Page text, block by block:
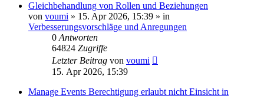
Gleichbehandlung von Rollen und Beziehungen
von voumi » 15. Apr 2026, 15:39 » in
Verbesserungsvorschläge und Anregungen
0 Antworten
64824 Zugriffe
Letzter Beitrag von voumi
15. Apr 2026, 15:39
Manage Events Berechtigung erlaubt nicht Einsicht in